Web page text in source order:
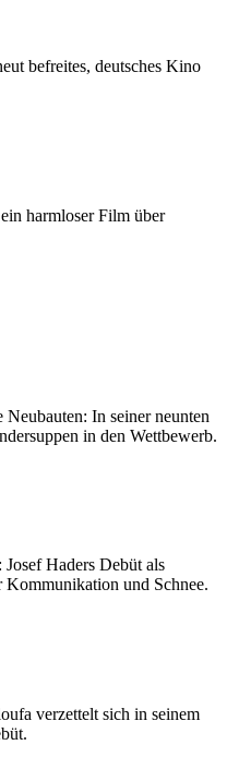
befreites, deutsches Kino
harmloser Film über
In seiner neunten
in den Wettbewerb.
Josef Haders Debüt als
Kommunikation und Schnee.
verzettelt sich in seinem